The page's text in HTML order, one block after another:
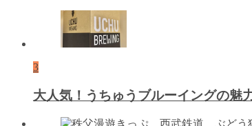
3
大人気！うちゅうブルーイングの魅